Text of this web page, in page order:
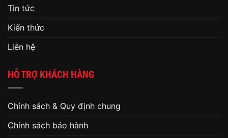
Tin tức
Kiến thức
Liên hệ
HỖ TRỢ KHÁCH HÀNG
Chính sách & Quy định chung
Chính sách bảo hành